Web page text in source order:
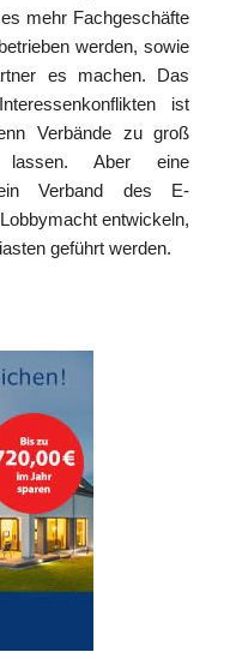
mehr Fachgeschäfte
werden, sowie
es machen. Das
ist
Verbände zu groß
Aber eine
ein Verband des E-
entwickeln,
geführt werden.